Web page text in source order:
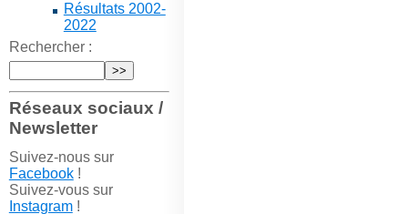
Résultats 2002-
2022
Rechercher :
Réseaux sociaux /
Newsletter
Suivez-nous sur
Facebook!
Suivez-vous sur
Instagram!